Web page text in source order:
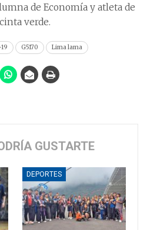
de Economía y atleta de
verde.
G5170 Lima lama
GUSTARTE
DEPORTES